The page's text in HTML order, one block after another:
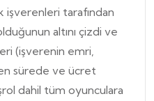
işverenleri tarafından
altını çizdi ve
(işverenin emri,
sürede ve ücret
dahil tüm oyunculara